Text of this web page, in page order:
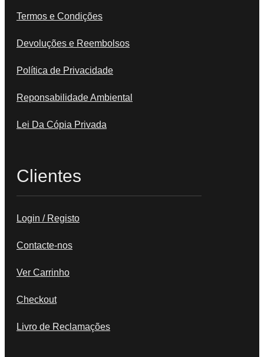
Termos e Condições
Devoluções e Reembolsos
Política de Privacidade
Reponsabilidade Ambiental
Lei Da Cópia Privada
Clientes
Login / Registo
Contacte-nos
Ver Carrinho
Checkout
Livro de Reclamações